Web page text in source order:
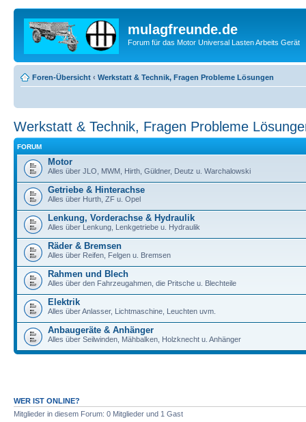
mulagfreunde.de
Forum für das Motor Universal Lasten Arbeits Gerät
Foren-Übersicht ‹ Werkstatt & Technik, Fragen Probleme Lösungen
Werkstatt & Technik, Fragen Probleme
FORUM
Motor
Alles über JLO, MWM, Hirth, Güldner, Deutz u. Warchalowski
Getriebe & Hinterachse
Alles über Hurth, ZF u. Opel
Lenkung, Vorderachse & Hydraulik
Alles über Lenkung, Lenkgetriebe u. Hydraulik
Räder & Bremsen
Alles über Reifen, Felgen u. Bremsen
Rahmen und Blech
Alles über den Fahrzeugahmen, die Pritsche u. Blechteile
Elektrik
Alles über Anlasser, Lichtmaschine, Leuchten uvm.
Anbaugeräte & Anhänger
Alles über Seilwinden, Mähbalken, Holzknecht u. Anhänger
WER IST ONLINE?
Mitglieder in diesem Forum: 0 Mitglieder und 1 Gast